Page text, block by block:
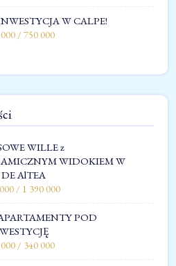
W CALPE!
/ 750 000
WILLE z
WIDOKIEM W
AlTEA
/ 1 390 000
POD
/ 340 000